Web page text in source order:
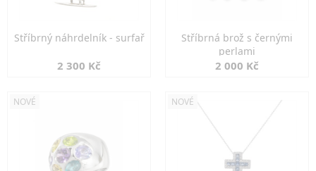
Stříbrný náhrdelník - surfař
2 300 Kč
Stříbrná brož s černými
perlami
2 000 Kč
NOVÉ NOVÉ